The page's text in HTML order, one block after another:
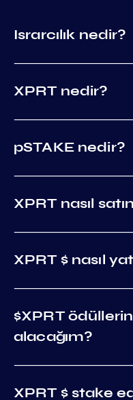
Israrcılık nedir?
XPRT nedir?
pSTAKE nedir?
XPRT nasıl satın
XPRT $ nasıl
$XPRT
alacağım?
XPRT $ stake